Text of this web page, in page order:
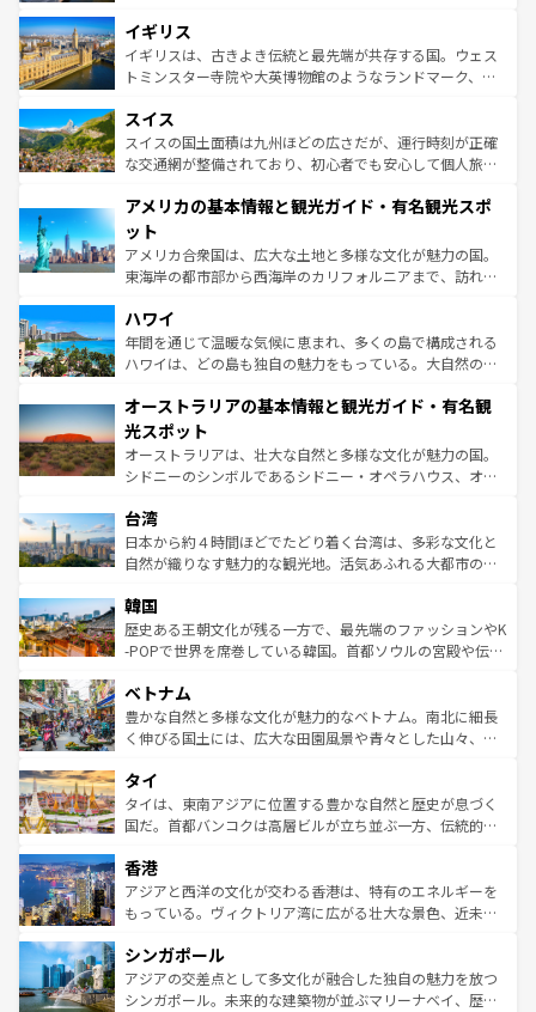
いる。シャンパンの発祥地であるランス、プロヴァンスの
香り高いラベンダー畑など、多彩な楽しみ方が可能だ。さ
らに、パリ以外の地域にも魅力が溢れており、どの街角に
れる地方に足を運ぶとそれぞれで全く異なる文化を体験で
きるだろう。 なお、新着のフランス情報はコンテンツ一覧
を参照してほしい。
顔を持つこの国は、どこを歩いても飽きることがない。ベ
ルリンの文化的活気、バイエルン州のアルプスの絶景、そ
してライン川沿いのワイン畑といった風景は必見。ビール
は、お酒好きな人にはぜひ体験してほしい。 なお、新着の
ドイツ情報はコンテンツ一覧を参照してほしい。
イギリス
イギリスは、古きよき伝統と最先端が共存する国。ウェス
トミンスター寺院や大英博物館のようなランドマーク、歴
リアごとに異なる魅力がある。また、優雅なアフタヌーン
ティー、ビール好きにはたまらない英国パブ、サッカー観
戦など、本場だからこそできる体験も豊富。イギリスを旅
ンツ一覧を参照してほしい。
スイス
スイスの国土面積は九州ほどの広さだが、運行時刻が正確
な交通網が整備されており、初心者でも安心して個人旅行
の建物がそのまま残る町や、スイスならではのユニークな
博物館もあり、アルプス観光だけでなく町歩きも満喫する
ことができる。国民の所得が高いため物価も高いが、旅行
者向けの交通パス提供のサービスもあり、うまく活用すれ
着のスイス情報は
アメリカの基本情報と観光ガイド・有名観光スポ
ット
アメリカ合衆国は、広大な土地と多様な文化が魅力の国。
東海岸の都市部から西海岸のカリフォルニアまで、訪れる
のような巨大都市は、観光、ショッピング、エンターテイ
ンメントが詰まった刺激的なスポットだ。一方、アメリカ
西部には大自然が広がり、グランドキャニオンやイエロー
部のニューオーリンズでは、音楽と美食が融合した独特の
文化が魅力。旅行者はアメリカの各地域で異なる魅力を楽
しみながら、その多様性と豊かな歴史を感じることができ
るだろう。車でのロードトリップや列車の旅も、アメリカ
情報は
ハワイ
年間を通じて温暖な気候に恵まれ、多くの島で構成される
ハワイは、どの島も独自の魅力をもっている。大自然の神
ワイ島は見逃せない。また、定番の観光地といえばオアフ
島だが、静かな自然を求めるならマウイ島やカウアイ島が
おすすめ。エメラルドグリーンに輝く海をはじめ、豊かな
文化や歴史が息づいている。「アロハスピリット」と呼ば
人々、おいしいローカルフードやハワイアンミュージッ
ク、伝統的なフラダンスなど、すべてがハワイの魅力を彩
っている。訪れるたびに新しい発見と感動が待っているハ
はコンテンツ一覧
オーストラリアの基本情報と観光ガイド・有名観
光スポット
オーストラリアは、壮大な自然と多様な文化が魅力の国。
シドニーのシンボルであるシドニー・オペラハウス、オー
リアリーフや大陸中央部にそびえるウルル（エアーズロッ
ク）、タスマニアの美しい原生林やケアンズの熱帯雨林な
ど、見どころがたくさん。また、カフェやワイン、オージ
いる。アクティビティも充実しており、サーフィンやダイ
ビング、ハイキングなど、アウトドア好きにはたまらな
い。オーストラリアの多彩な魅力を存分に味わいつくそ
参照してほしい。
台湾
日本から約４時間ほどでたどり着く台湾は、多彩な文化と
自然が織りなす魅力的な観光地。活気あふれる大都市の台
ン）、静ひつな山岳地帯である台湾東部など、都市の喧騒
と山間の静けさが共存しており、訪れる人に新しい発見と
驚きをもたらしてくれる。また、奥深い台湾の食文化も魅
容にもいいと評判のスイーツなど、バラエティ豊かな料理
が味わえる。 なお、新着の台湾情報は コンテンツ一覧を参
照してほしい。
韓国
歴史ある王朝文化が残る一方で、最先端のファッションやK
-POPで世界を席巻している韓国。首都ソウルの宮殿や伝統
き、地方に足を延ばせば四季折々の自然美を楽しむことが
できる。そして、キムチや焼肉、絶品のストリートフード
まで、さまざまな韓国料理が待っている。夜には、韓国な
リティに包まれながら、韓国の多彩な魅力を心ゆくまで味
わってみてほしい。 なお、新着の韓国情報はコンテンツ一
覧を参照してほしい。
ベトナム
豊かな自然と多様な文化が魅力的なベトナム。南北に細長
く伸びる国土には、広大な田園風景や青々とした山々、世
急速な発展と共に伝統が息づく。ハノイの古い町並みやホ
ーチミン市のフランス統治時代の建物も、独特の雰囲気を
醸し出している。また、バラエティの豊かさとおいしさで
とつ。フォーやバインミー、ベトナムコーヒーなどは、ぜ
ひ現地で味わいたい。どの地域を訪れてもあたたかい人々
が旅行者を迎えてくれるので、きっと忘れられない旅にな
参照してほしい。
タイ
タイは、東南アジアに位置する豊かな自然と歴史が息づく
国だ。首都バンコクは高層ビルが立ち並ぶ一方、伝統的な
の活気が交差している。北部ではチェンマイなどの山岳地
帯で自然と触れ合い、南部ではプーケットやクラビの美し
いビーチでリゾート気分を楽しむことができる。タイ料理
激する。気候は一年中温暖で、どの季節にも異なる楽しみ
が待っている。親しみやすいタイの人々、仏教を中心とし
た文化、そして多様な観光資源が、訪れる旅人を魅了し続
香港
アジアと西洋の文化が交わる香港は、特有のエネルギーを
もっている。ヴィクトリア湾に広がる壮大な景色、近未来
み、どこを訪れても感動するはず。観光スポットが密集し
ており、効率よく見どころを回れるのも魅力。息をのむよ
うな絶景から文化的な体験まで、香港を存分に楽しみ尽く
シンガポール
アジアの交差点として多文化が融合した独自の魅力を放つ
シンガポール。未来的な建築物が並ぶマリーナベイ、歴史